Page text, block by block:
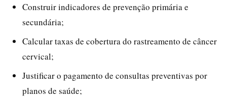
Construir indicadores de prevenção primária e
secundária;
Calcular taxas de cobertura do rastreamento de câncer
cervical;
Justificar o pagamento de consultas preventivas por
planos de saúde;